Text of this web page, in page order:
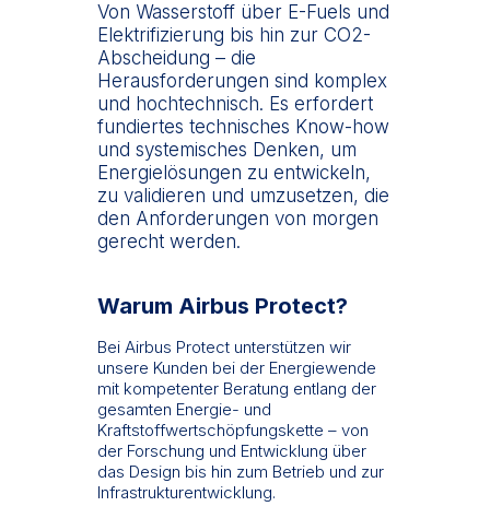
Von Wasserstoff über E-Fuels und
Elektrifizierung bis hin zur CO2-
Abscheidung – die
Herausforderungen sind komplex
und hochtechnisch. Es erfordert
fundiertes technisches Know-how
und systemisches Denken, um
Energielösungen zu entwickeln,
zu validieren und umzusetzen, die
den Anforderungen von morgen
gerecht werden.
Warum Airbus Protect?
Bei Airbus Protect unterstützen wir
unsere Kunden bei der Energiewende
mit kompetenter Beratung entlang der
gesamten Energie- und
Kraftstoffwertschöpfungskette – von
der Forschung und Entwicklung über
das Design bis hin zum Betrieb und zur
Infrastrukturentwicklung.